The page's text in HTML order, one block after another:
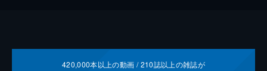
420,000本以上の動画 /210誌以上の雑誌が